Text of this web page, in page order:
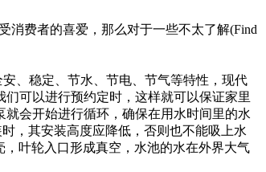
费者的喜爱，那么对于一些不太了解(Find
、稳定、节水、节电、节气等特性，现代
们可以进行预约定时，这样就可以保证家里
会开始进行循环，确保在用水时间里的水
，其安装高度应降低，否则也不能吸上水
叶轮入口形成真空，水池的水在外界大气